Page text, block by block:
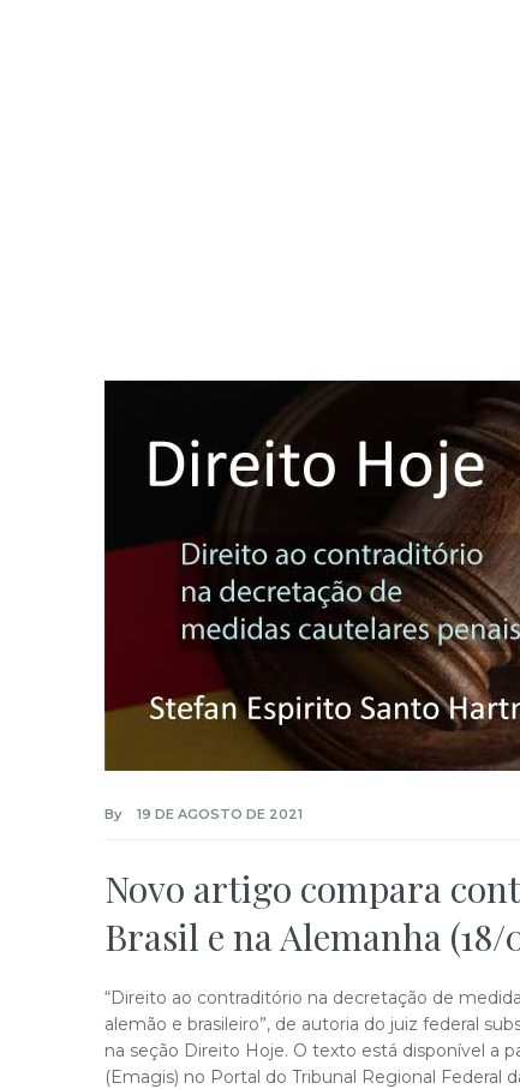
By 19 DE AGOSTO DE 2021
Novo artigo compara
Brasil e na Alemanha (18/
“Direito ao contraditório na decretação de
alemão e brasileiro”, de autoria do juiz federal
na seção Direito Hoje. O texto está disponível a
(Emagis) no Portal do Tribunal Regional Federal